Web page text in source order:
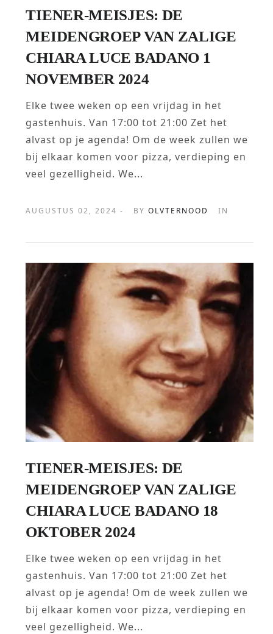
TIENER-MEISJES: DE
MEIDENGROEP VAN ZALIGE
CHIARA LUCE BADANO 1
NOVEMBER 2024
Elke twee weken op een vrijdag in het
gastenhuis. Van 17:00 tot 21:00 Zet het
alvast op je agenda! Om de week zullen we
bij elkaar komen voor pizza, verdieping en
veel gezelligheid. We...
AUGUSTUS 02, 2024 - BYOLVTERNOOD IN
TIENER-MEISJES: DE
MEIDENGROEP VAN ZALIGE
CHIARA LUCE BADANO 18
OKTOBER 2024
Elke twee weken op een vrijdag in het
gastenhuis. Van 17:00 tot 21:00 Zet het
alvast op je agenda! Om de week zullen we
bij elkaar komen voor pizza, verdieping en
veel gezelligheid. We...